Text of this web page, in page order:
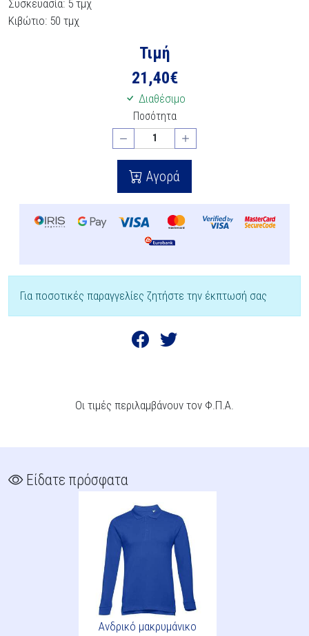
Συσκευασία: 5 τμχ
Κιβώτιο: 50 τμχ
Τιμή
21,40€
Διαθέσιμο
Ποσότητα
Αγορά
Για ποσοτικές παραγγελίες ζητήστε την έκπτωσή σας
Οι τιμές περιλαμβάνουν τον Φ.Π.Α.
Είδατε πρόσφατα
Ανδρικό μακρυμάνικο